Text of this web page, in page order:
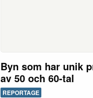
Byn som har unik
av 50 och 60-tal
REPORTAGE